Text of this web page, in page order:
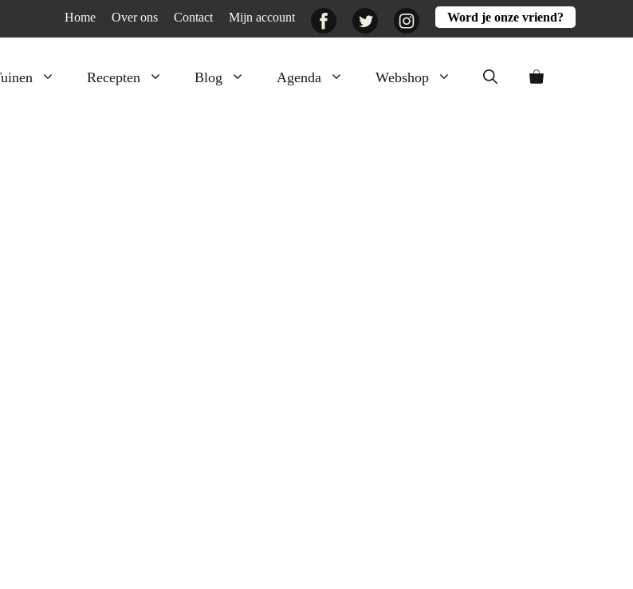
Home Over ons Contact Mijn account FacebookTwitter InstagramWord je onze vriend?
Recepten Blog Agenda Webshop